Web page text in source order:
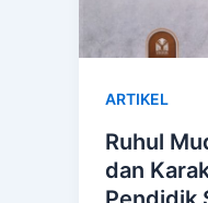
ARTIKEL
Ruhul
dan